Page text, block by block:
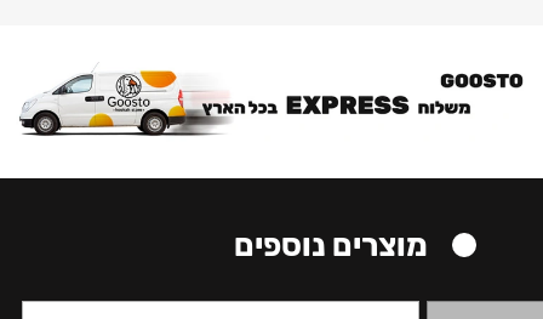
מוצרים נוספים